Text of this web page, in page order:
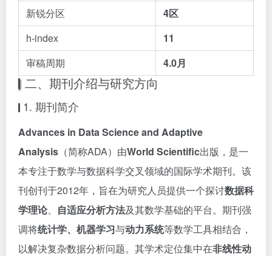
新锐分区
4区
h-index
11
审稿周期
4.0月
二、期刊介绍与研究方向
1. 期刊简介
Advances in Data Science and Adaptive
Analysis （简称ADA）由World Scientific出版，是一
本专注于数学与数据科学交叉领域的国际学术期刊。该
刊创刊于2012年，旨在为研究人员提供一个探讨数据科
学理论、 自适应分析方法及其数学基础的平台。期刊强
调将统计学、机器学习与动力系统等数学工具相结合，
以解决复杂数据分析问题。其学术定位集中在非线性动